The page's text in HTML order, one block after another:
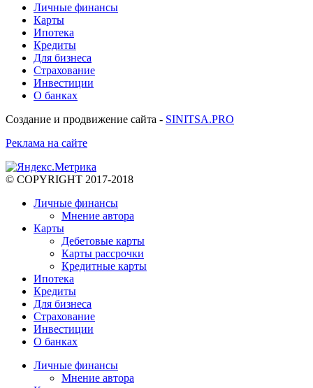
Личные финансы
Карты
Ипотека
Кредиты
Для бизнеса
Страхование
Инвестиции
О банках
Создание и продвижение сайта - SINITSA.PRO
Реклама на сайте
© COPYRIGHT 2017-2018
Личные финансы
Мнение автора
Карты
Дебетовые карты
Карты рассрочки
Кредитные карты
Ипотека
Кредиты
Для бизнеса
Страхование
Инвестиции
О банках
Личные финансы
Мнение автора